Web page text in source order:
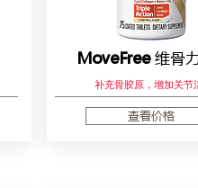
MoveFree维骨
补充骨胶原，增加关节
查看价格